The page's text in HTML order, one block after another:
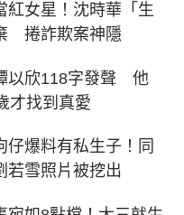
紅女星！沈時華「生
捲詐欺案神隱
以欣118字發聲 他
才找到真愛
仔爆料有私生子！同
若雪照片被挖出